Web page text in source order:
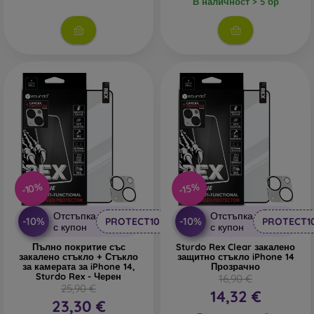
-10%
-10%
Отстъпка
с купон
PROTECT10
Пълно покритие със
закалено стъкло + Стъкло
за камерата за iPhone 14,
Sturdo Rex - Черен
25,90 €
23,30 €
-15%
-10%
Отстъпка
с купон
Sturdo Rex Clear закалено
защитно стъкло iPhone 14
Прозрачно
16,90 €
14,32 €